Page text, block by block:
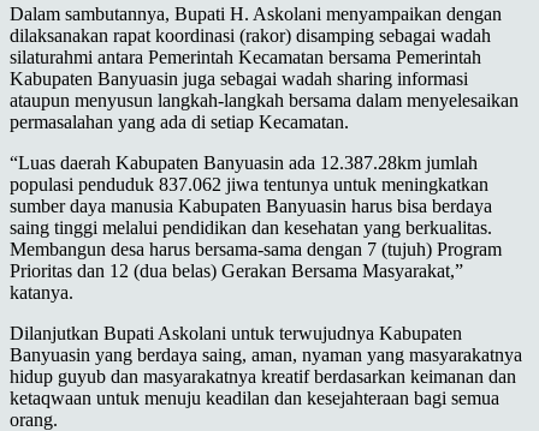
Dalam sambutannya, Bupati H. Askolani menyampaikan dengan
dilaksanakan rapat koordinasi (rakor) disamping sebagai wadah
silaturahmi antara Pemerintah Kecamatan bersama Pemerintah
Kabupaten Banyuasin juga sebagai wadah sharing informasi
ataupun menyusun langkah-langkah bersama dalam menyelesaikan
permasalahan yang ada di setiap Kecamatan.
“Luas daerah Kabupaten Banyuasin ada 12.387.28km jumlah
populasi penduduk 837.062 jiwa tentunya untuk meningkatkan
sumber daya manusia Kabupaten Banyuasin harus bisa berdaya
saing tinggi melalui pendidikan dan kesehatan yang berkualitas.
Membangun desa harus bersama-sama dengan 7 (tujuh) Program
Prioritas dan 12 (dua belas) Gerakan Bersama Masyarakat,”
katanya.
Dilanjutkan Bupati Askolani untuk terwujudnya Kabupaten
Banyuasin yang berdaya saing, aman, nyaman yang masyarakatnya
hidup guyub dan masyarakatnya kreatif berdasarkan keimanan dan
ketaqwaan untuk menuju keadilan dan kesejahteraan bagi semua
orang.